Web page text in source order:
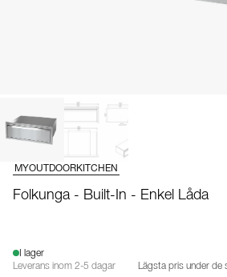
MYOUTDOORKITCHEN
Folkunga - Built-In - Enkel Låda
I lager
Leverans inom 2-5 dagar
Lägsta pris under